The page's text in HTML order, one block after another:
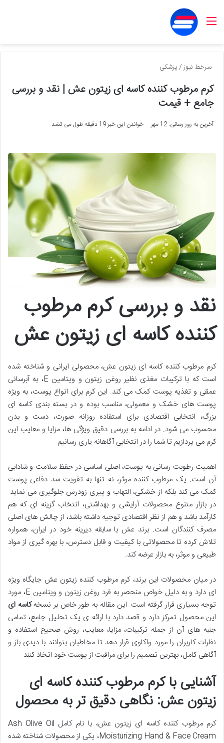
منو
سرخط نیوز/پزشکی
کرم مرطوب کننده کاسه ای زیتون عش | نقد و بررسی
جامع + قیمت
آخرین به روز رسانی: 12 مهر خواندن این خبر 19 دقیقه طول می کشد
نقد و بررسی کرم مرطوب
کننده کاسه ای زیتون عش
کرم مرطوب کننده کاسه ای زیتون عش، محصولی ایرانی و شناخته شده
است که با ترکیبات مغذی نظیر روغن زیتون و ویتامین E، به آبرسانی
عمقی و تغذیه پوست کمک می کند. این کرم برای انواع پوست، به ویژه
پوست های خشک و معمولی، مناسب بوده و در بسته بندی کاسه ای
بزرگ، انتخابی اقتصادی برای استفاده روزانه صورت، دست و بدن
محسوب می شود. در ادامه به بررسی دقیق ویژگی ها، مزایا و معایب این
کرم می پردازیم تا شما را در انتخابی آگاهانه یاری رسانیم.
اهمیت رطوبت رسانی به پوست، اصلی اساسی در حفظ سلامت و شادابی
آن است. یک مرطوب کننده موثر، نه تنها به تقویت سد دفاعی پوست
کمک می کند بلکه از خشکی، التهاب و پیری زودرس جلوگیری می نماید.
در بازار متنوع محصولات آرایشی و بهداشتی، انتخاب گزینه ای که هم
کارآمد باشد و هم از نظر اقتصادی توجیه داشته باشد، از چالش های اصلی
مصرف کنندگان است. برند عش با سابقه دیرینه خود در ایران، همواره
تلاش کرده تا محصولاتی با کیفیت و قابل دسترس، با بهره گیری از مواد
طبیعی و موثر، به بازار عرضه کند.
در میان محصولات این برند، کرم مرطوب کننده زیتون عش جایگاه ویژه
ای دارد و به دلیل خواص منحصر به فرد روغن زیتون و ویتامین E، مورد
توجه بسیاری قرار گرفته است. این مقاله به طور خاص بر نسخهکاسه ای
این محصول تمرکز دارد و قصد دارد با ارائه ی یک تحلیل جامع، تمامی
جنبه های آن از جمله ترکیبات، مزایا، معایب، روش صحیح استفاده و
نظرات کاربران را مورد واکاوی قرار دهد تا مخاطبان بتوانند با دیدی باز و
آگاهی کامل، بهترین تصمیم را برای مراقبت از پوست خود اتخاذ کنند.
آشنایی با کرم مرطوب کننده کاسه ای
زیتون عش: نگاهی دقیق تر به محصول
کرم مرطوب کننده کاسه ای زیتون عش، با نام کامل Ash Olive Oil
Moisturizing Hand & Face Cream، یکی از محصولات شناخته شده